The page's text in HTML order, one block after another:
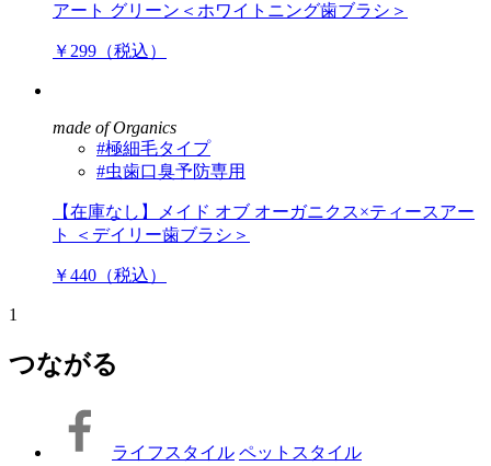
アート グリーン＜ホワイトニング歯ブラシ＞
￥299（税込）
made of Organics
#極細毛タイプ
#虫歯口臭予防専用
【在庫なし】メイド オブ オーガニクス×ティースアー
ト ＜デイリー歯ブラシ＞
￥440（税込）
1
つながる
ライフスタイル ペットスタイル